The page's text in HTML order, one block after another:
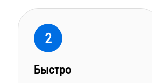
2
Быстро